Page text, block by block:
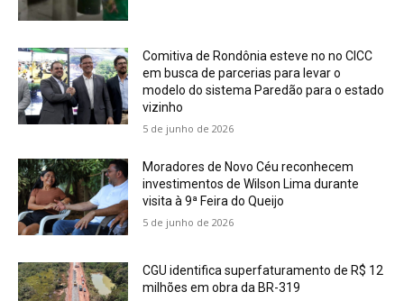
Comitiva de Rondônia esteve no no CICC
em busca de parcerias para levar o
modelo do sistema Paredão para o estado
vizinho
5 de junho de 2026
Moradores de Novo Céu reconhecem
investimentos de Wilson Lima durante
visita à 9ª Feira do Queijo
5 de junho de 2026
CGU identifica superfaturamento de R$ 12
milhões em obra da BR-319